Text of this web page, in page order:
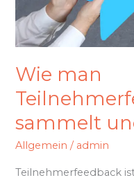
Wie man
sammelt
Allgemein / admin
Teilnehmerfeedback